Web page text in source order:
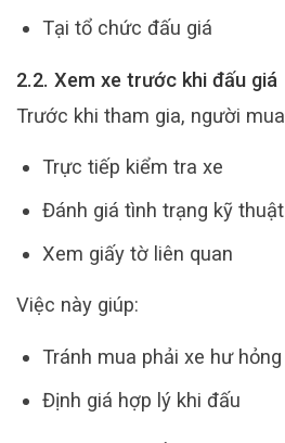
Tại tổ chức đấu giá
2.2. Xem xe trước khi đấu giá
Trước khi tham gia, người
Trực tiếp kiểm tra xe
Đánh giá tình trạng kỹ thuật
Xem giấy tờ liên quan
Việc này giúp:
Tránh mua phải xe hư
Định giá hợp lý khi đấu